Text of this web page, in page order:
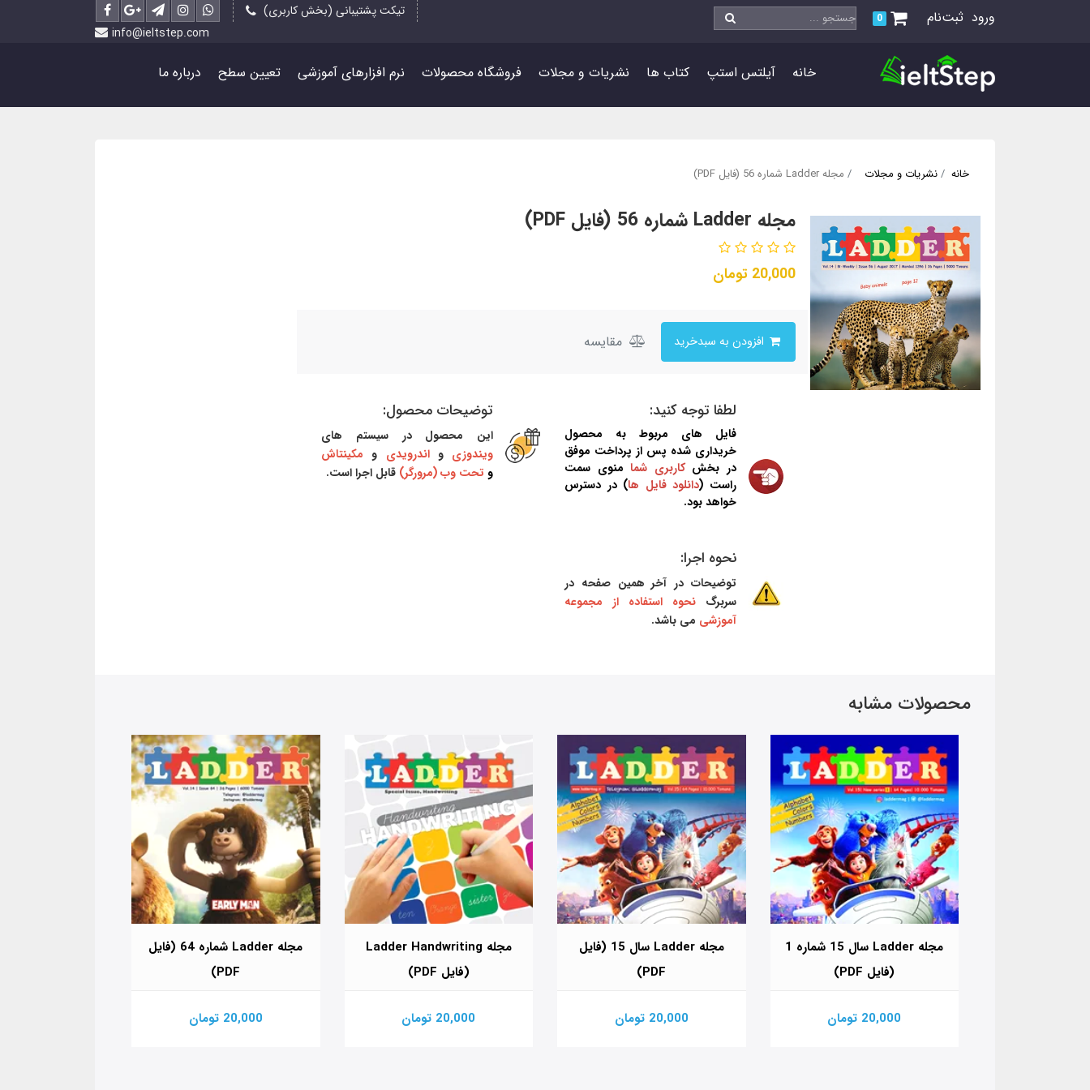
ورود ثبت‌نام 0
تیکت پشتیبانی (بخش کاربری)
info@ieltstep.com
خانه آیلتس استپ کتاب ها نشریات و مجلات فروشگاه محصولات نرم افزارهای آموزشی تعیین سطح درباره ما
خانه نشریات و مجلات مجله Ladder شماره 56 (فایل PDF)
مجله Ladder شماره 56 (فایل PDF)
20,000 تومان
مقایسه
لطفا توجه کنید:
فایل های مربوط به محصول
خریداری شده پس از پرداخت موفق
در بخشکاربری شما منوی سمت
راست (دانلود فایل ها) در دسترس
خواهد بود.
توضیحات محصول:
این محصول در سیستم های
ویندوزی واندرویدی و مکینتاش
و تحت وب (مرورگر) قابل اجرا است.
نحوه اجرا:
توضیحات در آخر همین صفحه در
سربرگ نحوه استفاده از مجموعه
آموزشی می باشد.
محصولات مشابه
مجله Ladder سال 15 شماره 1
(فایل PDF)
20,000 تومان
مجله Ladder سال 15 (فایل
PDF)
20,000 تومان
مجله Ladder Handwriting
(فایل PDF)
20,000 تومان
مجله Ladder شماره 64 (فایل
PDF)
20,000 تومان